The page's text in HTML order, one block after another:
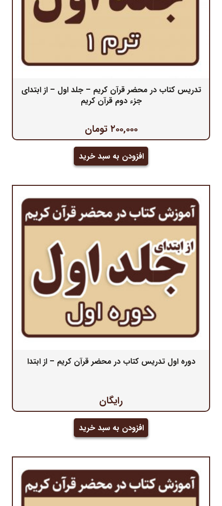
تدریس کتاب در محضر قرآن کریم – جلد اول – از ابتدای
جزء دوم قرآن کریم
۲۰۰,۰۰۰ تومان
افزودن به سبد خرید
دوره اول تدریس کتاب در محضر قرآن کریم – از ابتدا
رایگان
افزودن به سبد خرید